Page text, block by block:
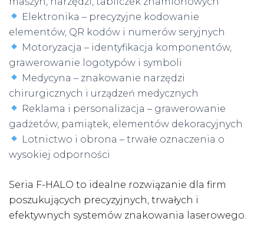
Elektronika – precyzyjne kodowanie
elementów, QR kodów i numerów seryjnych
Motoryzacja – identyfikacja komponentów,
grawerowanie logotypów i symboli
Medycyna – znakowanie narzędzi
chirurgicznych i urządzeń medycznych
Reklama i personalizacja – grawerowanie
gadżetów, pamiątek, elementów dekoracyjnych
Lotnictwo i obrona – trwałe oznaczenia o
wysokiej odporności
Seria F-HALO to idealne rozwiązanie dla firm
poszukujących precyzyjnych, trwałych i
efektywnych systemów znakowania laserowego.